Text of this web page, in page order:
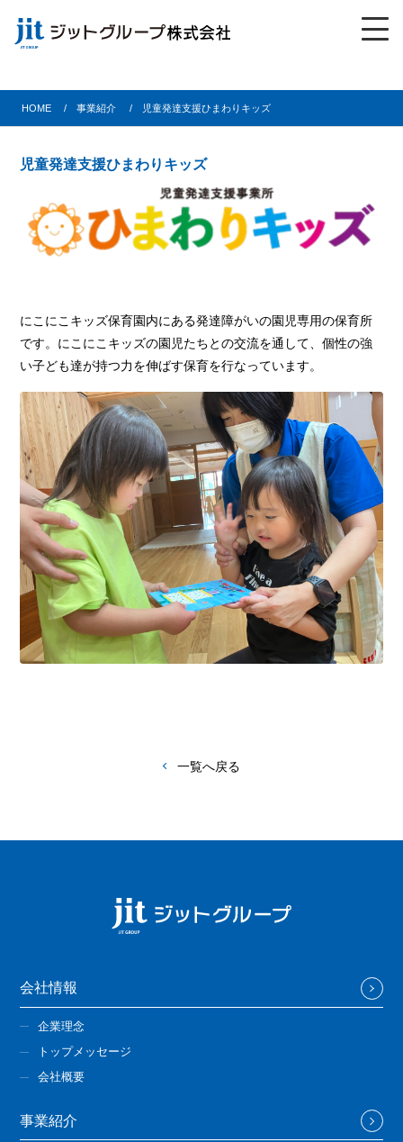
HOME 事業紹介 児童発達支援ひまわりキッズ
児童発達支援ひまわりキッズ
にこにこキッズ保育園内にある発達障がいの園児専用の保育所
です。にこにこキッズの園児たちとの交流を通して、個性の強
い子ども達が持つ力を伸ばす保育を行なっています。
一覧へ戻る
会社情報
企業理念
トップメッセージ
会社概要
事業紹介